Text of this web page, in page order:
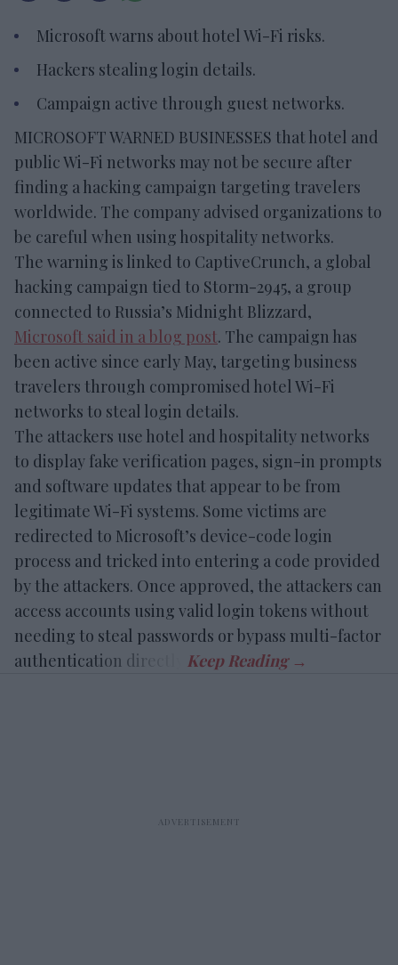
Microsoft warns about hotel Wi-Fi risks.
Hackers stealing login details.
Campaign active through guest networks.
MICROSOFT WARNED BUSINESSES that hotel and
public Wi-Fi networks may not be secure after
finding a hacking campaign targeting travelers
worldwide. The company advised organizations to
be careful when using hospitality networks.
The warning is linked to CaptiveCrunch, a global
hacking campaign tied to Storm-2945, a group
connected to Russia’s Midnight Blizzard,
Microsoft said in a blog post. The campaign has
been active since early May, targeting business
travelers through compromised hotel Wi-Fi
networks to steal login details.
The attackers use hotel and hospitality networks
to display fake verification pages, sign-in prompts
and software updates that appear to be from
legitimate Wi-Fi systems. Some victims are
redirected to Microsoft’s device-code login
process and tricked into entering a code provided
by the attackers. Once approved, the attackers can
access accounts using valid login tokens without
needing to steal passwords or bypass multi-factor
authentication directly.